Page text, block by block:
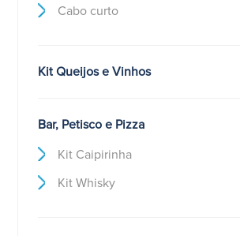
Cabo curto
Kit Queijos e Vinhos
Bar, Petisco e Pizza
Kit Caipirinha
Kit Whisky